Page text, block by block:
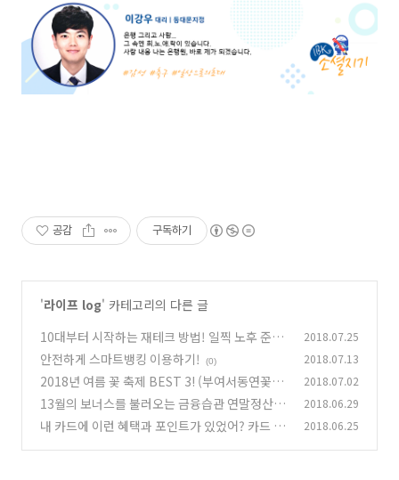
공감 구독하기
'라이프 log' 카테고리의 다른 글
10대부터 시작하는 재테크 방법! 일찍 노후 준비
하기! (0)
2018.07.25
안전하게 스마트뱅킹 이용하기! (0) 2018.07.13
2018년 여름 꽃 축제 BEST 3! (부여서동연꽃축
제, 태백 해바라기 축제, 태안백합꽃축제) (0)
2018.07.02
13월의 보너스를 불러오는 금융습관 연말정산 소
득공제 미리 알아보기!
(0)
2018.06.29
내 카드에 이런 혜택과 포인트가 있었어? 카드 포
2018.06.25